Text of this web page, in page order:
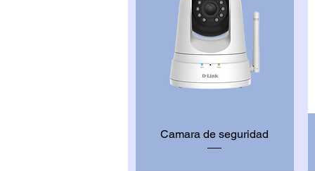
Vista rápida
Camara de seguridad